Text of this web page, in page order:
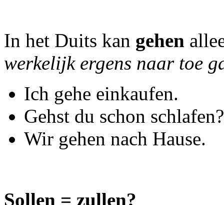
In het Duits kan gehen
werkelijk ergens naar toe
Ich gehe einkaufen.
Gehst du schon schlafen?
Wir gehen nach Hause.
Sollen = zullen?